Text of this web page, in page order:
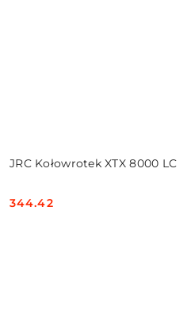
JRC Kołowrotek XTX 8000 LC
Cena:
344.42